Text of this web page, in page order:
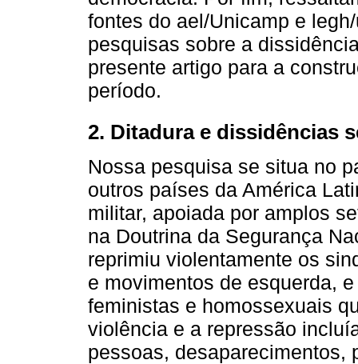
fontes do ael/Unicamp e
pesquisas sobre a
presente artigo para a
período.
2. Ditadura e dissidências
Nossa pesquisa se situa no
outros países da América
militar, apoiada por amplos
na Doutrina da Segurança
reprimiu violentamente os
e movimentos de esquerda,
feministas e homossexuais
violência e a repressão
pessoas, desaparecimentos,